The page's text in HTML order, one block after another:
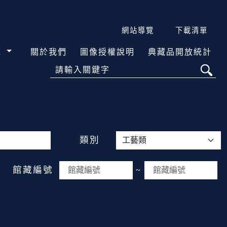
網站導覽 下載清單
關於我們 圖像授權說明 典藏品開放統計
請輸入關鍵字
類別
館藏編號 ~